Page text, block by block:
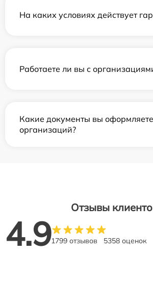
На каких условиях действует
Работаете ли вы с
Какие документы вы
организаций?
Отзывы
4.91799 отзывов 5358 оценок